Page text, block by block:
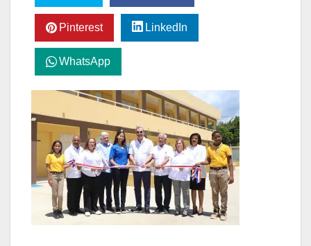
Pinterest LinkedIn
WhatsApp